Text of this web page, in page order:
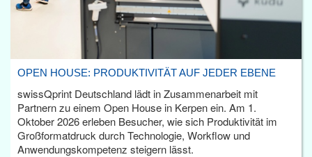
OPEN HOUSE: PRODUKTIVITÄT AUF JEDER EBENE
swissQprint Deutschland lädt in Zusammenarbeit mit
Partnern zu einem Open House in Kerpen ein. Am 1.
Oktober 2026 erleben Besucher, wie sich Produktivität im
Großformatdruck durch Technologie, Workflow und
Anwendungskompetenz steigern lässt.